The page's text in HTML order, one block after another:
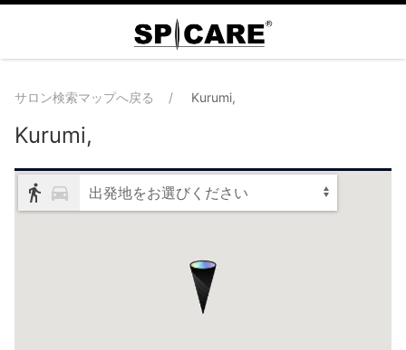
サロン検索マップへ戻る Kurumi,
Kurumi,
出発地をお選びください